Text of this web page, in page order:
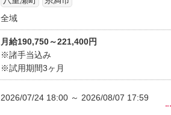
全域
月給190,750～221,400円
※諸手当込み
※試用期間3ヶ月
2026/07/24 18:00 ～ 2026/08/07 17:59